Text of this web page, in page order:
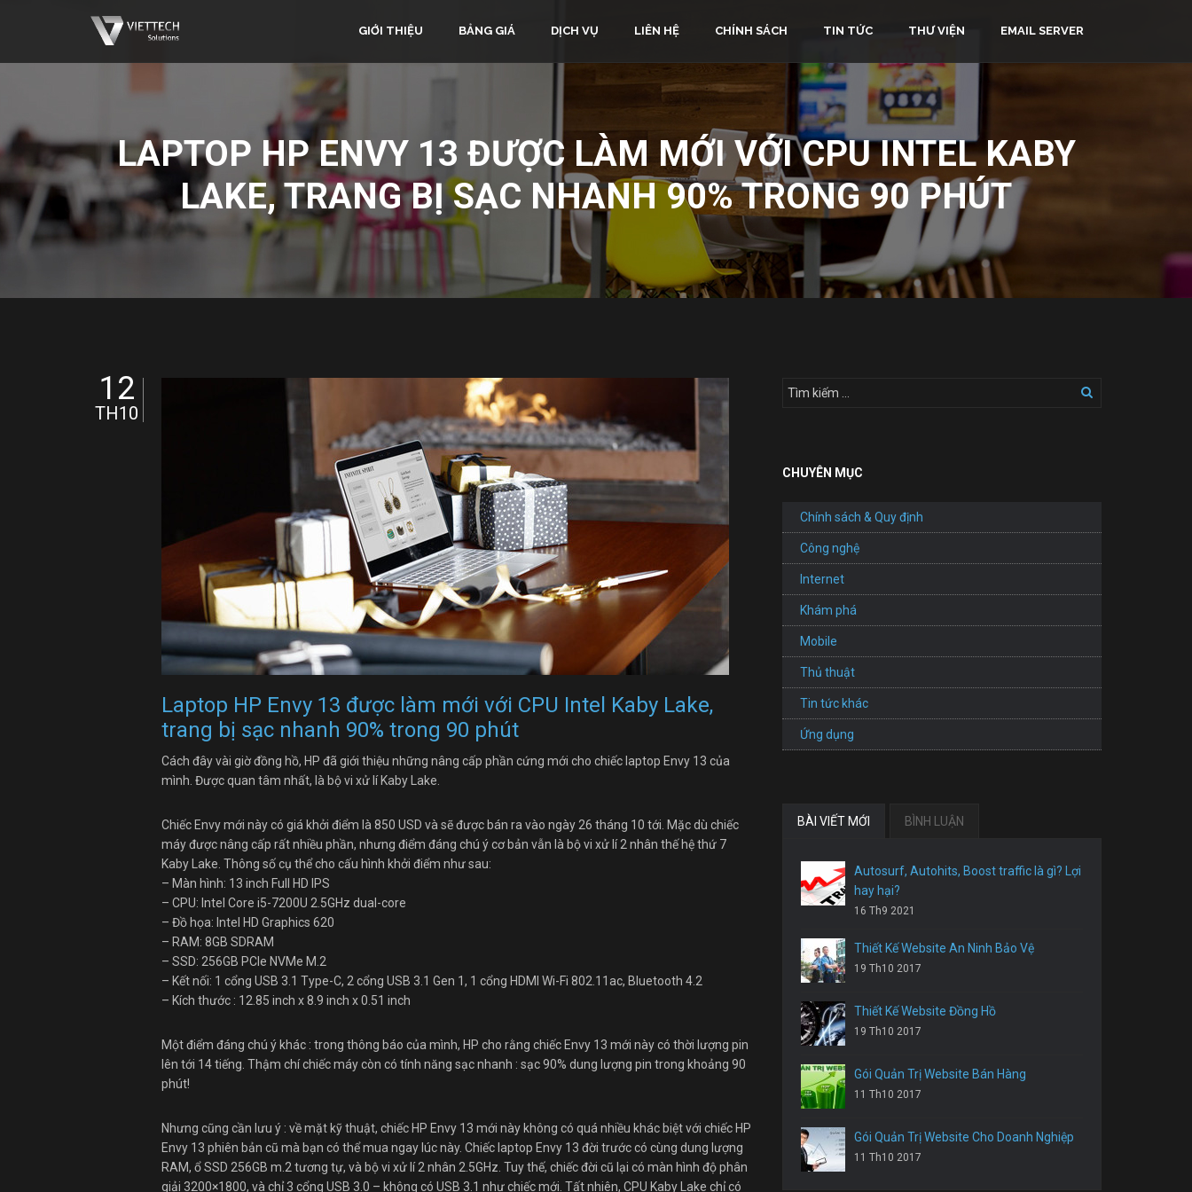
GIỚI THIỆU BẢNG GIÁ DỊCH VỤ LIÊN HỆ CHÍNH SÁCH TIN TỨC THƯ VIỆN EMAIL SERVER
LAPTOP HP ENVY 13 ĐƯỢC LÀM MỚI VỚI CPU INTEL KABY
LAKE, TRANG BỊ SẠC NHANH 90% TRONG 90 PHÚT
Laptop HP Envy 13 được làm mới với CPU Intel Kaby Lake,
trang bị sạc nhanh 90% trong 90 phút
12
TH10
Cách đây vài giờ đồng hồ, HP đã giới thiệu những nâng cấp phần cứng mới cho chiếc laptop Envy 13 của
mình. Được quan tâm nhất, là bộ vi xử lí Kaby Lake.
Chiếc Envy mới này có giá khởi điểm là 850 USD và sẽ được bán ra vào ngày 26 tháng 10 tới. Mặc dù chiếc
máy được nâng cấp rất nhiều phần, nhưng điểm đáng chú ý cơ bản vẫn là bộ vi xử lí 2 nhân thế hệ thứ 7
Kaby Lake. Thông số cụ thể cho cấu hình khởi điểm như sau:
– Màn hình: 13 inch Full HD IPS
– CPU: Intel Core i5-7200U 2.5GHz dual-core
– Đồ họa: Intel HD Graphics 620
– RAM: 8GB SDRAM
– SSD: 256GB PCIe NVMe M.2
– Kết nối: 1 cổng USB 3.1 Type-C, 2 cổng USB 3.1 Gen 1, 1 cổng HDMI Wi-Fi 802.11ac, Bluetooth 4.2
– Kích thước : 12.85 inch x 8.9 inch x 0.51 inch
Một điểm đáng chú ý khác : trong thông báo của mình, HP cho rằng chiếc Envy 13 mới này có thời lượng pin
lên tới 14 tiếng. Thậm chí chiếc máy còn có tính năng sạc nhanh : sạc 90% dung lượng pin trong khoảng 90
phút!
Nhưng cũng cần lưu ý : về mặt kỹ thuật, chiếc HP Envy 13 mới này không có quá nhiều khác biệt với chiếc HP
Envy 13 phiên bản cũ mà bạn có thể mua ngay lúc này. Chiếc laptop Envy 13 đời trước có cùng dung lượng
RAM, ổ SSD 256GB m.2 tương tự, và bộ vi xử lí 2 nhân 2.5GHz. Tuy thế, chiếc đời cũ lại có màn hình độ phân
giải 3200×1800, và chỉ 3 cổng USB 3.0 – không có USB 3.1 như chiếc mới. Tất nhiên, CPU Kaby Lake chỉ có
CHUYÊN MỤC
Chính sách & Quy định
Công nghệ
Internet
Khám phá
Mobile
Thủ thuật
Tin tức khác
Ứng dụng
BÀI VIẾT MỚI BÌNH LUẬN
Autosurf, Autohits, Boost traffic là gì? Lợi
hay hại?
16 Th9 2021
Thiết Kế Website An Ninh Bảo Vệ
19 Th10 2017
Thiết Kế Website Đồng Hồ
19 Th10 2017
Gói Quản Trị Website Bán Hàng
11 Th10 2017
Gói Quản Trị Website Cho Doanh Nghiệp
11 Th10 2017